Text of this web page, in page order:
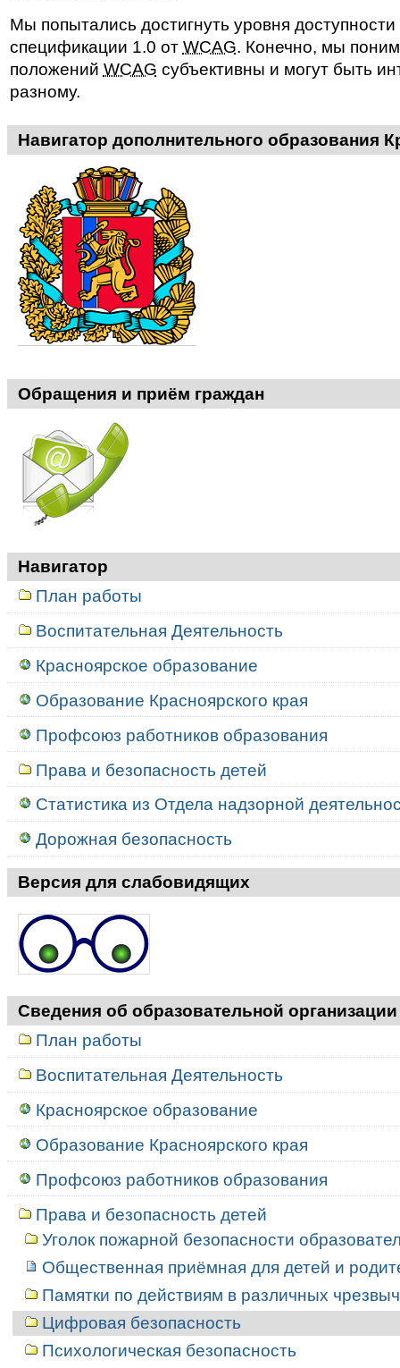
Мы попытались достигнуть уровня
спецификации 1.0 от WCAG. Конечно, мы
положений WCAG субъективны и могут быть
разному.
Навигатор дополнительного образования
Обращения и приём граждан
Навигатор
План работы
Воспитательная Деятельность
Красноярское образование
Образование Красноярского края
Профсоюз работников образования
Права и безопасность детей
Статистика из Отдела надзорной
Дорожная безопасность
Версия для слабовидящих
Сведения об образовательной организации
План работы
Воспитательная Деятельность
Красноярское образование
Образование Красноярского края
Профсоюз работников образования
Права и безопасность детей
Уголок пожарной безопасности
Общественная приёмная для детей и
Памятки по действиям в различных
Цифровая безопасность
Психологическая безопасность